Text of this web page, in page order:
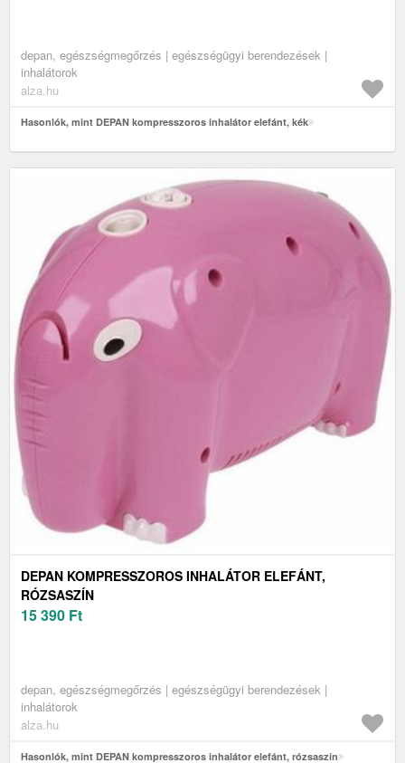
depan, egészségmegőrzés | egészségügyi berendezések |
inhalátorok
alza.hu
Hasonlók, mint DEPAN kompresszoros inhalátor elefánt, kék
DEPAN KOMPRESSZOROS INHALÁTOR ELEFÁNT,
RÓZSASZÍN
15 390 Ft
depan, egészségmegőrzés | egészségügyi berendezések |
inhalátorok
alza.hu
Hasonlók, mint DEPAN kompresszoros inhalátor elefánt, rózsaszín